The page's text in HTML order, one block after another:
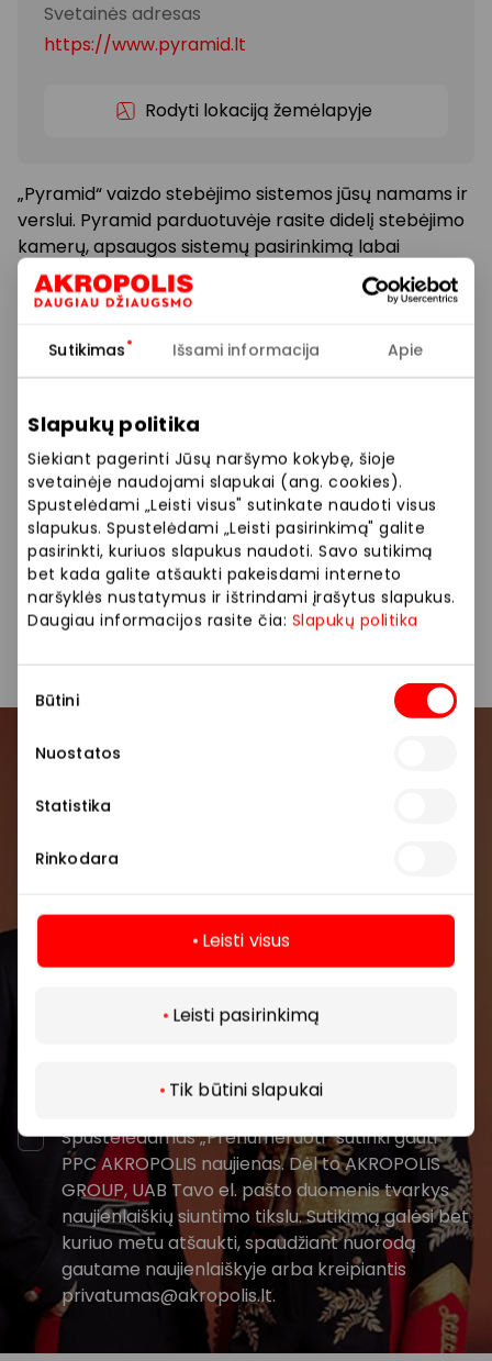
Sutikimas Išsami informacija Apie
Slapukų politika
Siekiant pagerinti Jūsų naršymo kokybę, šioje
svetainėje naudojami slapukai (ang. cookies).
Spustelėdami „Leisti visus" sutinkate naudoti visus
slapukus. Spustelėdami „Leisti pasirinkimą" galite
pasirinkti, kuriuos slapukus naudoti. Savo sutikimą
bet kada galite atšaukti pakeisdami interneto
naršyklės nustatymus ir ištrindami įrašytus slapukus.
Daugiau informacijos rasite čia: Slapukų politika
pasirinkimas
Būtini
Nuostatos
Statistika
Rinkodara
Leisti visus
Leisti pasirinkimą
Tik būtini slapukai
Svetainės adresas
https://www.pyramid.lt
Rodyti lokaciją žemėlapyje
„Pyramid“ vaizdo stebėjimo sistemos jūsų namams ir
verslui. Pyramid parduotuvėje rasite didelį stebėjimo
kamerų, apsaugos sistemų pasirinkimą labai
prieinamomis kainomis. Dėl technologijų Jūsų namų
apsauga tampa prieinama kiekvienam. Užeikite į
stebėjimo kameras interaktyvioje ekspozicijoje, o
konsultantai padės jums išsirinkti ir patars, kas
informacijos www.pyramid.lt
Siūlome platų prekių pasirinkimą: dovanos,
suvenyrai, sezoninės prekės.
Parduotuvės Prekės namams ir elektronika
Prisijunkite prie mūsų
Pirmieji sužinokite apie geriausius pasiūlymus,
Spustelėdamas „Prenumeruoti“ sutinki gauti
PPC AKROPOLIS naujienas. Dėl to AKROPOLIS
GROUP, UAB Tavo el. pašto duomenis tvarkys
naujienlaiškių siuntimo tikslu. Sutikimą galėsi bet
kuriuo metu atšaukti, spaudžiant nuorodą
gautame naujienlaiškyje arba kreipiantis
privatumas@akropolis.lt.
Daugiau